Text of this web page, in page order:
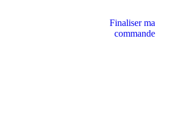
Finaliser ma
commande